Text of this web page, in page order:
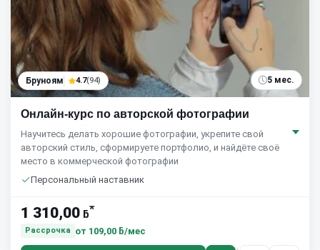
Бруноям 4.7(94) 5 мес.
Онлайн-курс по авторской фотографии
Научитесь делать хорошие фотографии, укрепите свой
авторский стиль, сформируете портфолио, и найдёте своё
место в коммерческой фотографии
Персональный наставник
1 310,00 ƃ*
Рассрочка от 109,00 ƃ/мес